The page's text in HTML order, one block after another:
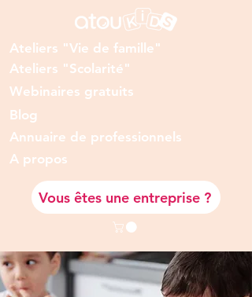
Ateliers "Vie de famille"
Ateliers "Scolarité"
Webinaires gratuits
Blog
Annuaire de professionnels
A propos
Vous êtes une entreprise ?